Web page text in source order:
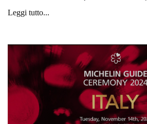
Leggi tutto...